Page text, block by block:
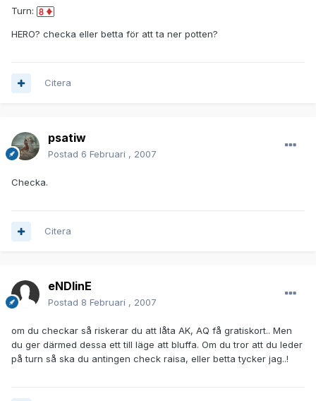
Turn:
HERO? checka eller betta för att ta ner potten?
Citera
psatiw
Postad 6 Februari , 2007
Checka.
Citera
eNDlinE
Postad 8 Februari , 2007
om du checkar så riskerar du att låta AK, AQ få gratiskort.. Men
du ger därmed dessa ett till läge att bluffa. Om du tror att du leder
på turn så ska du antingen check raisa, eller betta tycker jag..!